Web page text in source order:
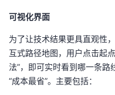
可视化界面
为了让技术结果更具直观性
互式路径地图，用户点击起
法”，即可实时看到哪一条路
“成本最省”。主要包括：